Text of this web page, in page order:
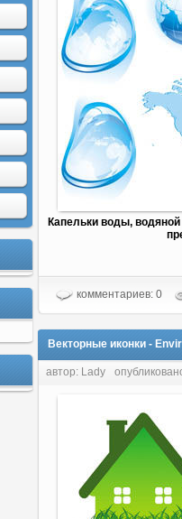
Капельки воды,
комментариев: 0
Векторные иконки -
автор: Lady